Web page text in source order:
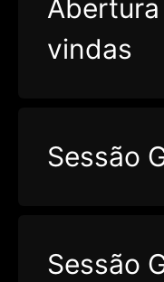
vindas
Sessão
Sessão